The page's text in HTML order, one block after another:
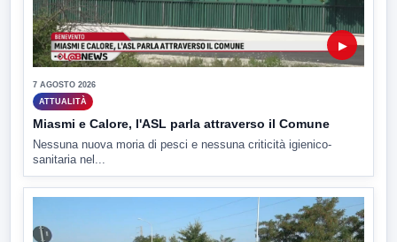
▶
7 AGOSTO 2026
ATTUALITÀ
Miasmi e Calore, l'ASL parla attraverso il Comune
Nessuna nuova moria di pesci e nessuna criticità igienico-
sanitaria nel...